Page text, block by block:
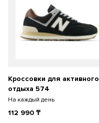
Кроссовки для активного
отдыха 574
На каждый день
112 990 ₸